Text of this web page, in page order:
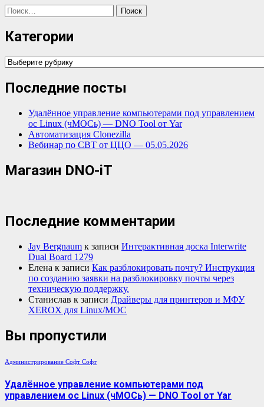
Найти:
Категории
Категории
Последние посты
Удалённое управление компьютерами под управлением
ос Linux (чМОСь) — DNO Tool от Yar
Автоматизация Clonezilla
Вебинар по СВТ от ЦЦО — 05.05.2026
Магазин DNO-iT
Последние комментарии
Jay Bergnaum к записи Интерактивная доска Interwrite
Dual Board 1279
Елена к записи Как разблокировать почту? Инструкция
по созданию заявки на разблокировку почты через
техническую поддержку.
Станислав к записи Драйверы для принтеров и МФУ
XEROX для Linux/МОС
Вы пропустили
Администрирование Софт Софт
Удалённое управление компьютерами под
управлением ос Linux (чМОСь) — DNO Tool от Yar